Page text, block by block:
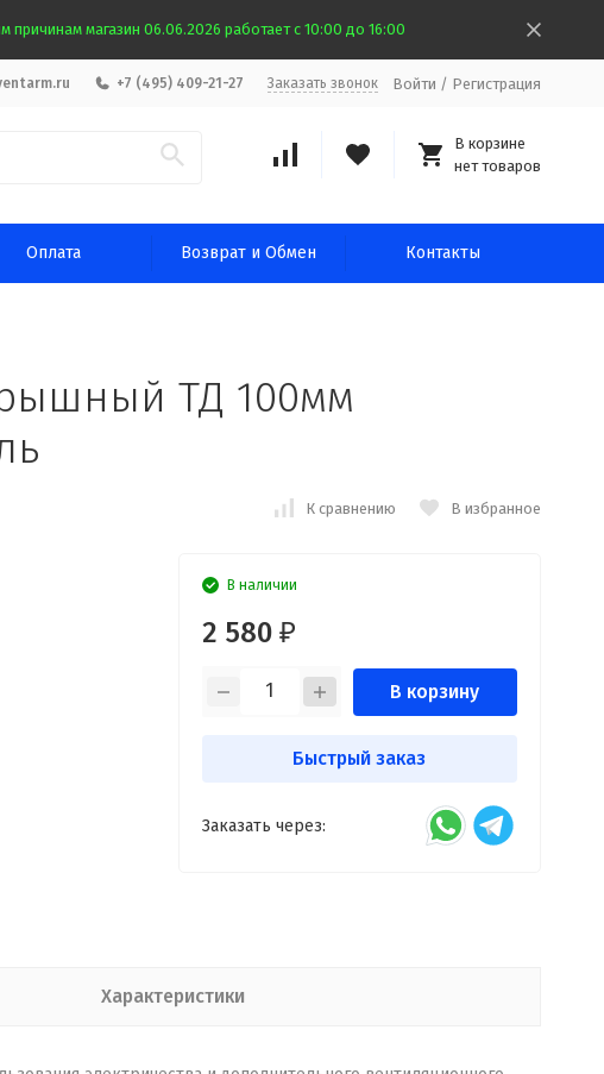
причинам магазин 06.06.2026 работает с 10:00 до 16:00
+7 (495) 409-21-27 Заказать звонок Войти / Регистрация
В корзине
нет товаров
Оплата Возврат и Обмен Контакты
ТД 100мм
К сравнению В избранное
В наличии
2 580 ₽
В корзину
Быстрый заказ
Заказать через:
Характеристики